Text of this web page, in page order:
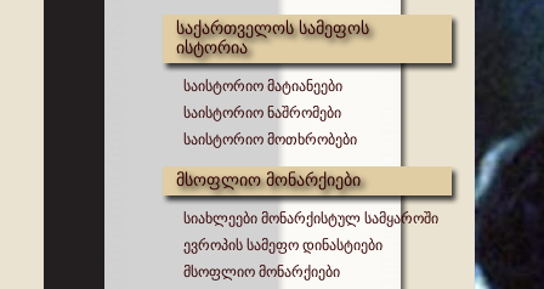
საქართველოს სამეფოს
ისტორია
საისტორიო მატიანეები
საისტორიო ნაშრომები
საისტორიო მოთხრობები
მსოფლიო მონარქიები
სიახლეები მონარქისტულ სამყაროში
ევროპის სამეფო დინასტიები
მსოფლიო მონარქიები